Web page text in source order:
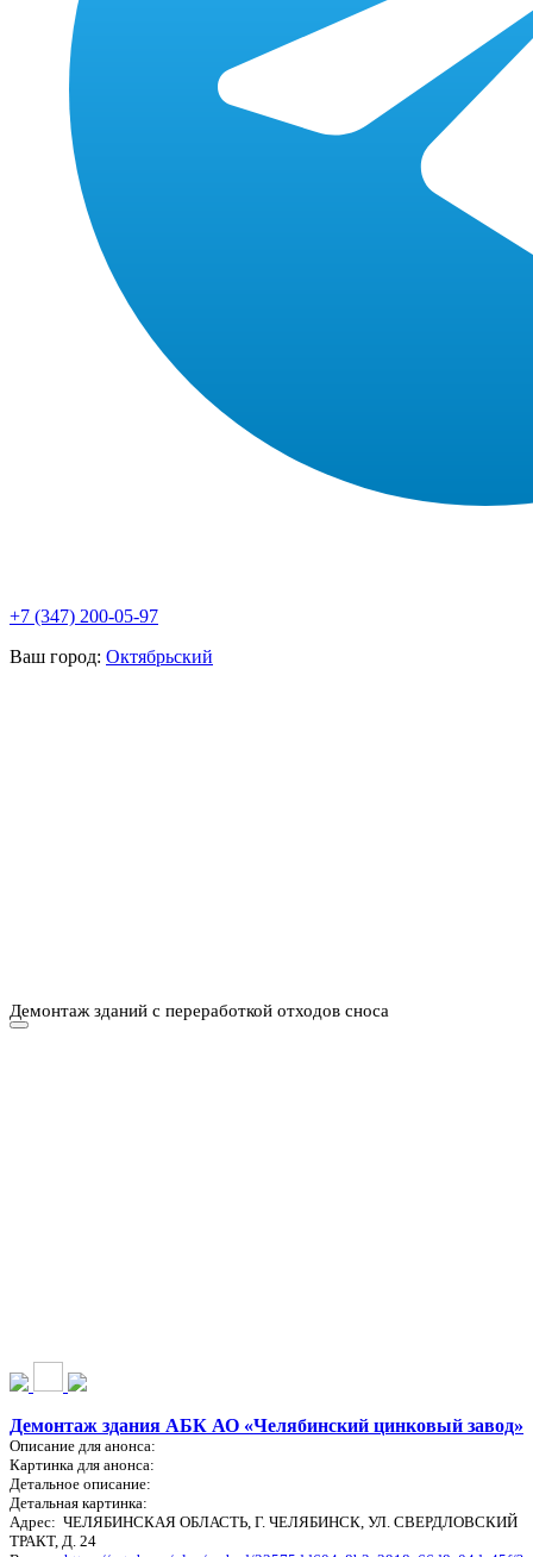
+7 (347) 200-05-97
Ваш город: Октябрьский
Демонтаж зданий с переработкой отходов сноса
Демонтаж здания АБК АО «Челябинский цинковый завод»
Описание для анонса:
Картинка для анонса:
Детальное описание:
Детальная картинка:
Адрес: ЧЕЛЯБИНСКАЯ ОБЛАСТЬ, Г. ЧЕЛЯБИНСК, УЛ. СВЕРДЛОВСКИЙ
ТРАКТ, Д. 24